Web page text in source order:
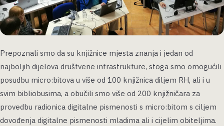
Prepoznali smo da su knjižnice mjesta znanja i jedan od
najboljih dijelova društvene infrastrukture, stoga smo omogućili
posudbu micro:bitova u više od 100 knjižnica diljem RH, ali i u
svim bibliobusima, a obučili smo više od 200 knjižničara za
provedbu radionica digitalne pismenosti s micro:bitom s ciljem
dovođenja digitalne pismenosti mladima ali i cijelim obiteljima.